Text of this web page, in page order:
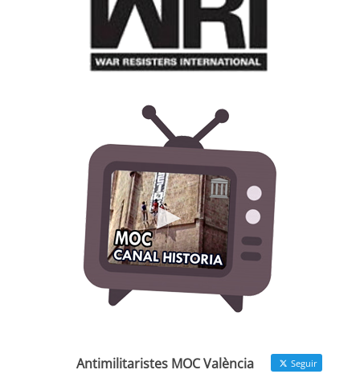
Antimilitaristes MOC València Seguir